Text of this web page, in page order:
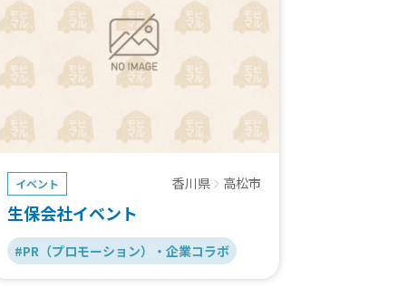
イベント 香川県 高松市
生保会社イベント
#PR（プロモーション）・企業コラボ